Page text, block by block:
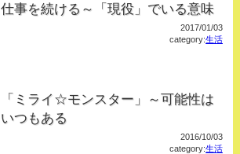
仕事を続ける～「現役」でいる意味
2017/01/03
category:生活
「ミライ☆モンスター」～可能性は
いつもある
2016/10/03
category:生活